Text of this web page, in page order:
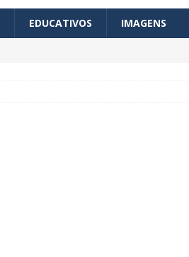
EDUCATIVOS IMAGENS